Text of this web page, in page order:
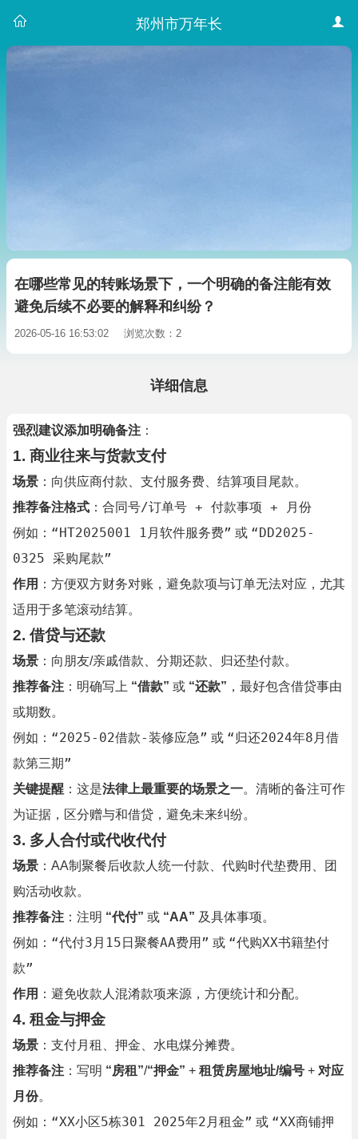
郑州市万年长
在哪些常见的转账场景下，一个明确的备注能有效
避免后续不必要的解释和纠纷？
2026-05-16 16:53:02 浏览次数：2
详细信息
强烈建议添加明确备注 ：
1. 商业往来与货款支付
场景 ：向供应商付款、支付服务费、结算项目尾款。
推荐备注格式 ： 合同号/订单号 + 付款事项 + 月份
例如： “HT2025001 1月软件服务费” 或 “DD2025-
0325 采购尾款”
作用 ：方便双方财务对账，避免款项与订单无法对应，尤其
适用于多笔滚动结算。
2. 借贷与还款
场景 ：向朋友/亲戚借款、分期还款、归还垫付款。
推荐备注 ：明确写上 “借款” 或 “还款” ，最好包含借贷事由
或期数。
例如： “2025-02借款-装修应急” 或 “归还2024年8月借
款第三期”
关键提醒 ：这是法律上最重要的场景之一。清晰的备注可作
为证据，区分赠与和借贷，避免未来纠纷。
3. 多人合付或代收代付
场景 ：AA制聚餐后收款人统一付款、代购时代垫费用、团
购活动收款。
推荐备注 ：注明 “代付” 或 “AA” 及具体事项。
例如： “代付3月15日聚餐AA费用” 或 “代购XX书籍垫付
款”
作用 ：避免收款人混淆款项来源，方便统计和分配。
4. 租金与押金
场景 ：支付月租、押金、水电煤分摊费。
推荐备注 ：写明 “房租”/“押金” + 租赁房屋地址/编号 + 对应
月份。
例如： “XX小区5栋301 2025年2月租金” 或 “XX商铺押